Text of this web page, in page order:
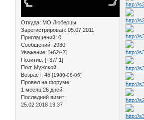
Откуда: МО Люберцы
Зарегистрирован: 05.07.2011
Приглашений: 0
Сообщений: 2930
Уважение: [+62/-2]
Позитив: [+37/-1]
Пол: Мужской
Возраст: 46 [1980-08-06]
Провел на форуме:
1 месяц 26 дней
Последний визит:
25.02.2018 13:37